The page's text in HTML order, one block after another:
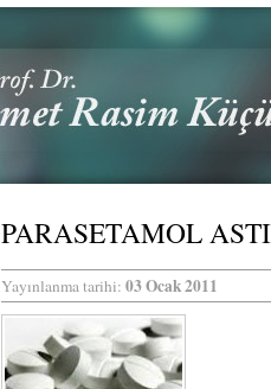
PARASETAMOL
Yayınlanma tarihi: 03 Ocak 2011